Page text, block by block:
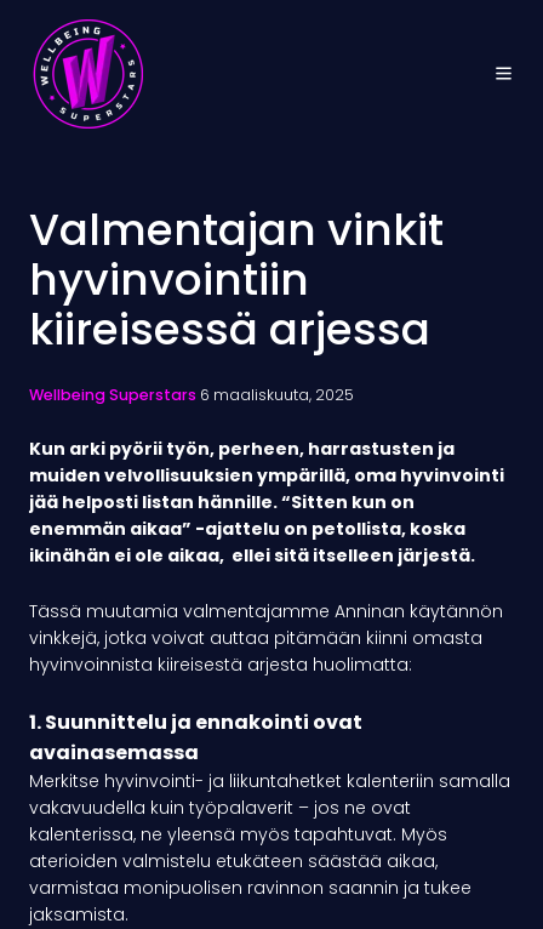
Valmentajan vinkit
hyvinvointiin
kiireisessä arjessa
Wellbeing Superstars 6 maaliskuuta, 2025
Kun arki pyörii työn, perheen, harrastusten ja
muiden velvollisuuksien ympärillä, oma hyvinvointi
jää helposti listan hännille. “Sitten kun on
enemmän aikaa” -ajattelu on petollista, koska
ikinähän ei ole aikaa, ellei sitä itselleen järjestä.
Tässä muutamia valmentajamme Anninan käytännön
vinkkejä, jotka voivat auttaa pitämään kiinni omasta
hyvinvoinnista kiireisestä arjesta huolimatta:
1. Suunnittelu ja ennakointi ovat
avainasemassa
Merkitse hyvinvointi- ja liikuntahetket kalenteriin samalla
vakavuudella kuin työpalaverit – jos ne ovat
kalenterissa, ne yleensä myös tapahtuvat. Myös
aterioiden valmistelu etukäteen säästää aikaa,
varmistaa monipuolisen ravinnon saannin ja tukee
jaksamista.